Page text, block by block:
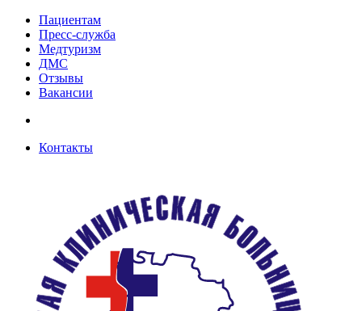
Пациентам
Пресс-служба
Медтуризм
ДМС
Отзывы
Вакансии
Контакты